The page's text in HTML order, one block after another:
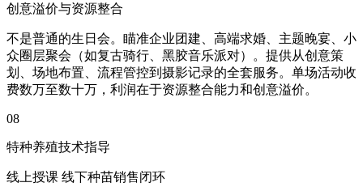
创意溢价与资源整合
不是普通的生日会。瞄准企业团建、高端求婚、主题晚宴、小
众圈层聚会（如复古骑行、黑胶音乐派对）。提供从创意策
划、场地布置、流程管控到摄影记录的全套服务。单场活动收
费数万至数十万，利润在于资源整合能力和创意溢价。
08
特种养殖技术指导
线上授课 线下种苗销售闭环